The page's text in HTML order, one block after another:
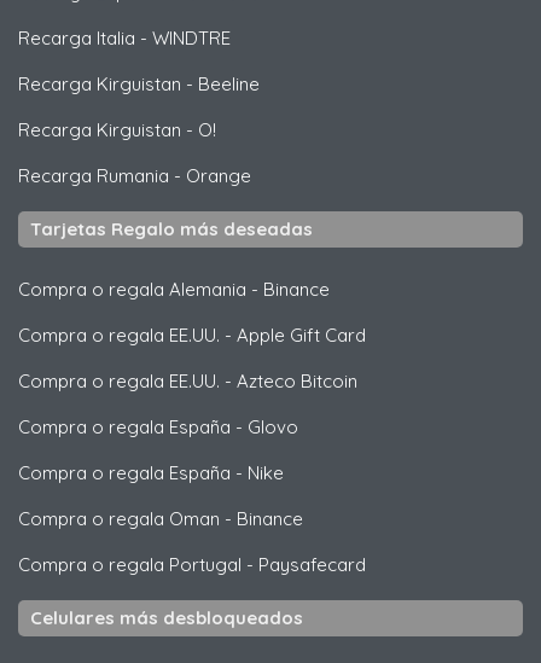
Recarga Italia - WINDTRE
Recarga Kirguistan - Beeline
Recarga Kirguistan - O!
Recarga Rumania - Orange
Tarjetas Regalo más deseadas
Compra o regala Alemania - Binance
Compra o regala EE.UU. - Apple Gift Card
Compra o regala EE.UU. - Azteco Bitcoin
Compra o regala España - Glovo
Compra o regala España - Nike
Compra o regala Oman - Binance
Compra o regala Portugal - Paysafecard
Celulares más desbloqueados